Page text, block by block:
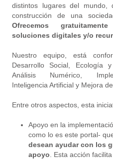
distintos lugares del mundo,
construcción de una
Ofrecemos
soluciones digitales y/o
Nuestro equipo, está
Desarrollo Social, Ecología
Análisis Numérico,
Inteligencia Artificial y Mejora
Entre otros aspectos, esta
Apoyo en la
como lo es este portal-
desean ayudar con los
apoyo . Esta acción